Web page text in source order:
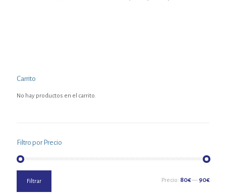
Carrito
No hay productos en el carrito.
Filtro por Precio
mínimo
máximo
Filtrar Precio: 80€— 90€